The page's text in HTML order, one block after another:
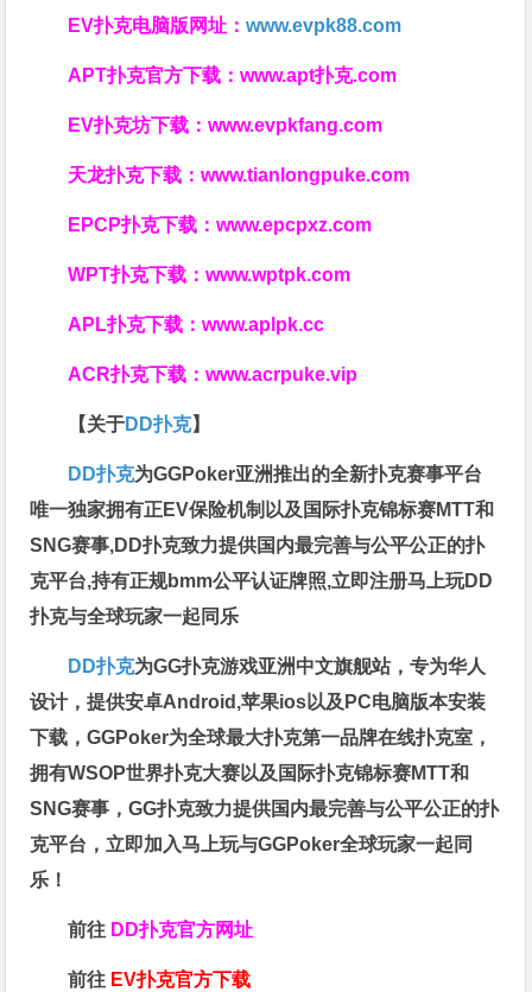
EV扑克电脑版网址：www.evpk88.com
APT扑克官方下载：www.apt扑克.com
EV扑克坊下载：www.evpkfang.com
天龙扑克下载：www.tianlongpuke.com
EPCP扑克下载：www.epcpxz.com
WPT扑克下载：www.wptpk.com
APL扑克下载：www.aplpk.cc
ACR扑克下载：www.acrpuke.vip
【关于DD扑克】
DD扑克为GGPoker亚洲推出的全新扑克赛事平台
唯一独家拥有正EV保险机制以及国际扑克锦标赛MTT和
SNG赛事,DD扑克致力提供国内最完善与公平公正的扑
克平台,持有正规bmm公平认证牌照,立即注册马上玩DD
扑克与全球玩家一起同乐
DD扑克为GG扑克游戏亚洲中文旗舰站，专为华人
设计，提供安卓Android,苹果ios以及PC电脑版本安装
下载，GGPoker为全球最大扑克第一品牌在线扑克室，
拥有WSOP世界扑克大赛以及国际扑克锦标赛MTT和
SNG赛事，GG扑克致力提供国内最完善与公平公正的扑
克平台，立即加入马上玩与GGPoker全球玩家一起同
乐！
前往 DD扑克官方网址
前往 EV扑克官方下载